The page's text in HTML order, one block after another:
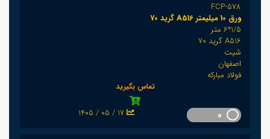
FCP-578
ورق 10 میلیمتر A516 گرید 70
1/5*6 متر
A516 گرید 70
شیت
اصفهان
فولاد مبارکه
تماس بگیرید
1405 / 05 / 17